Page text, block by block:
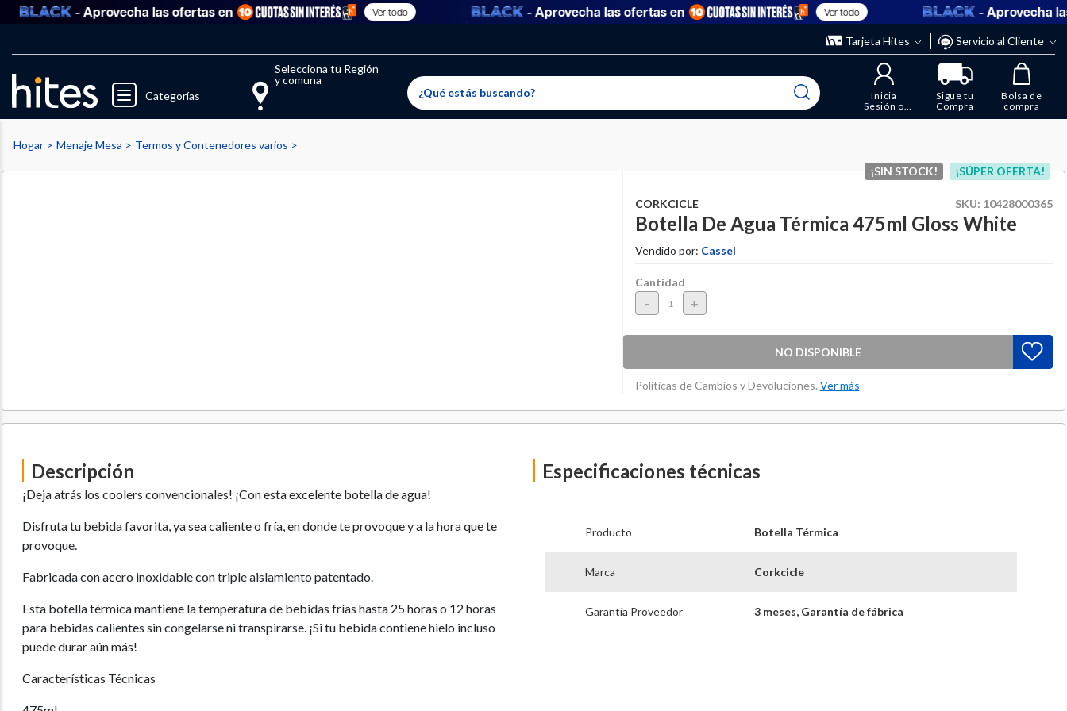
- Aprovecha las ofertas en Ver todo - Aprovecha las ofertas en Ver todo - Aprovecha las
Servicio al Cliente
Tarjeta Hites
Categorías
Selecciona tu Región
y comuna
Inicia
Sesión o
Regístrate
Sigue tu
Compra
Bolsa de
compra
El producto ha sido eliminado correctamente
El producto ha sido agregado a tu lista de favoritos correctamente
Llegaste al límite de productos favoritos permitidos, para agregar uno nuevo ingresa a “Mi cuenta” y elimina los que ya no necesitas.
Hogar Menaje Mesa
Termos y Contenedores varios
¡SIN STOCK!
¡SÚPER OFERTA!
SKU: 10428000365
CORKCICLE
Botella De Agua Térmica 475ml Gloss White
Vendido por: Cassel
Cantidad
- +
NO DISPONIBLE
Políticas de Cambios y Devoluciones. Ver más
Descripción
¡Deja atrás los coolers convencionales! ¡Con esta excelente botella de agua!
Disfruta tu bebida favorita, ya sea caliente o fría, en donde te provoque y a la hora que te
provoque.
Fabricada con acero inoxidable con triple aislamiento patentado.
Esta botella térmica mantiene la temperatura de bebidas frías hasta 25 horas o 12 horas
para bebidas calientes sin congelarse ni transpirarse. ¡Si tu bebida contiene hielo incluso
puede durar aún más!
Características Técnicas
Especificaciones técnicas
Producto Botella Térmica
Marca Corkcicle
Garantía Proveedor 3 meses, Garantía de fábrica